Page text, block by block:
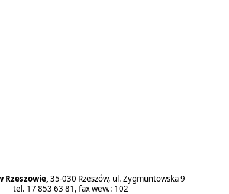
2 do wniosku o dofinansowanie
2/2017
Rzeszowie, 35-030 Rzeszów, ul. Zygmuntowska 9
tel. 17 853 63 81, fax wew.: 102